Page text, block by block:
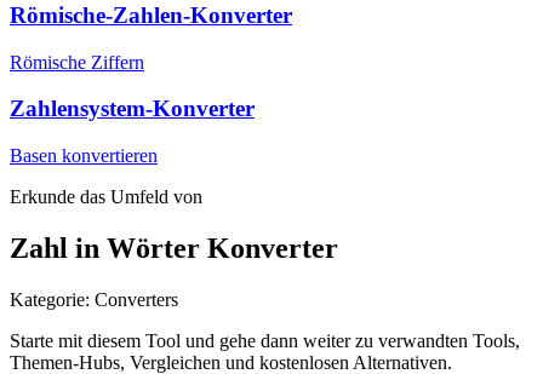
Römische-Zahlen-Konverter
Römische Ziffern
Zahlensystem-Konverter
Basen konvertieren
Erkunde das Umfeld von
Zahl in Wörter Konverter
Kategorie: Converters
Starte mit diesem Tool und gehe dann weiter zu verwandten Tools,
Themen-Hubs, Vergleichen und kostenlosen Alternativen.